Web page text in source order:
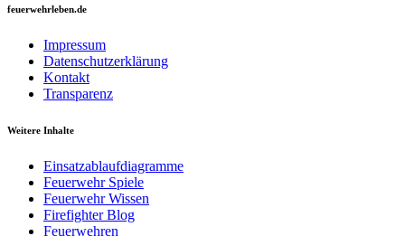
feuerwehrleben.de
Impressum
Datenschutzerklärung
Kontakt
Transparenz
Weitere Inhalte
Einsatzablaufdiagramme
Feuerwehr Spiele
Feuerwehr Wissen
Firefighter Blog
Feuerwehren